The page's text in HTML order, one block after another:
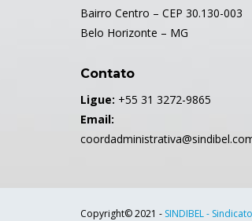
Bairro Centro – CEP 30.130-003
Belo Horizonte – MG
Contato
Ligue: +55 31 3272-9865
Email:
Copyright© 2021 - SINDIBEL -